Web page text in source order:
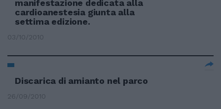
manifestazione dedicata alla
cardioanestesia giunta alla
settima edizione.
03/10/2010
Discarica di amianto nel parco
26/09/2010